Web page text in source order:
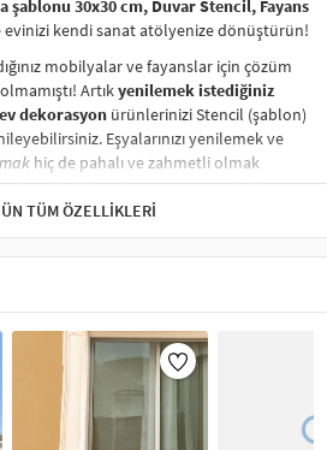
şablonu 30x30 cm, Duvar Stencil, Fayans
evinizi kendi sanat atölyenize dönüştürün!
mobilyalar ve fayanslar için çözüm
Artıkyenilemek istediğiniz
dekorasyon ürünlerinizi Stencil (şablon)
Eşyalarınızı yenilemek ve
hiç de pahalı ve zahmetli olmak
dilediğiniz her yüzeye pratik bir
sağlar ve mobilyalarınızın, duvarlarınızın,
anında değiştirebilir.
fayanslarına,
sabitleyip, istediğiniz renklerle
kişisel zevkinizle özelleştirebilir, stencil
gerçekleştirebilirsiniz.El işi ve ev
kolayca uygulanabilecek eğlenceli
yüzeyde rahatlıkla kullanılabilir.
TÜM ÖZELLIKLERI